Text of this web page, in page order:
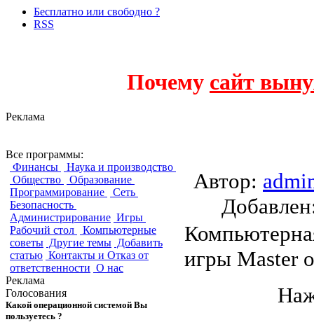
Бесплатно или свободно ?
RSS
Почему сайт
Реклама
Все программы:
Финансы
Наука и производство
Общество
Образование
Программирование
Сеть
Безопасность
Администрирование Игры
Рабочий стол
Компьютерные
советы Другие темы Добавить
статью Контакты и Отказ от
ответственности О нас
Реклама
Голосования
Какой операционной системой Вы
пользуетесь ?
Автор:
игры Master